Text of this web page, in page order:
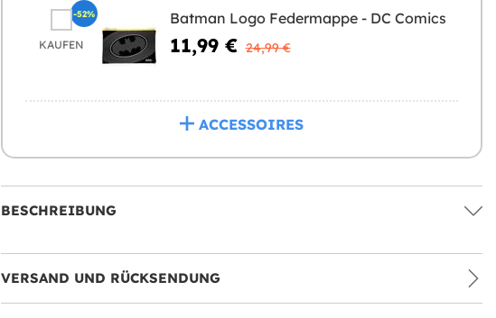
KAUFEN
Batman Logo Federmappe - DC Comics
11,99 € 24,99 €
-52%
ACCESSOIRES
BESCHREIBUNG
VERSAND UND RÜCKSENDUNG